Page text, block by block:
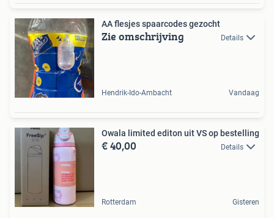
AA flesjes spaarcodes gezocht
Zie omschrijving Details
Hendrik-Ido-Ambacht Vandaag
Owala limited editon uit VS op bestelling
€ 40,00 Details
Rotterdam Gisteren